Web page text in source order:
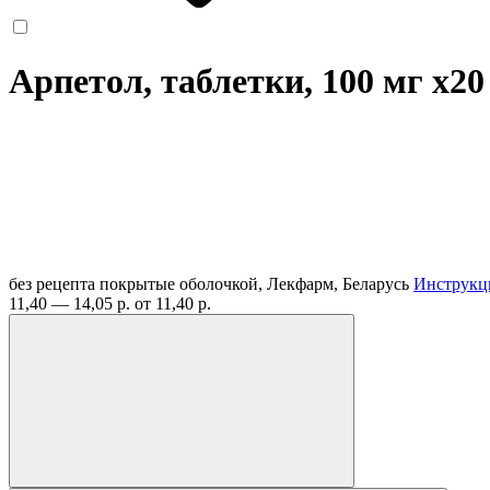
Арпетол, таблетки, 100 мг x20
без рецепта покрытые оболочкой, Лекфарм, Беларусь
11,40 — 14,05 р. от 11,40 р.